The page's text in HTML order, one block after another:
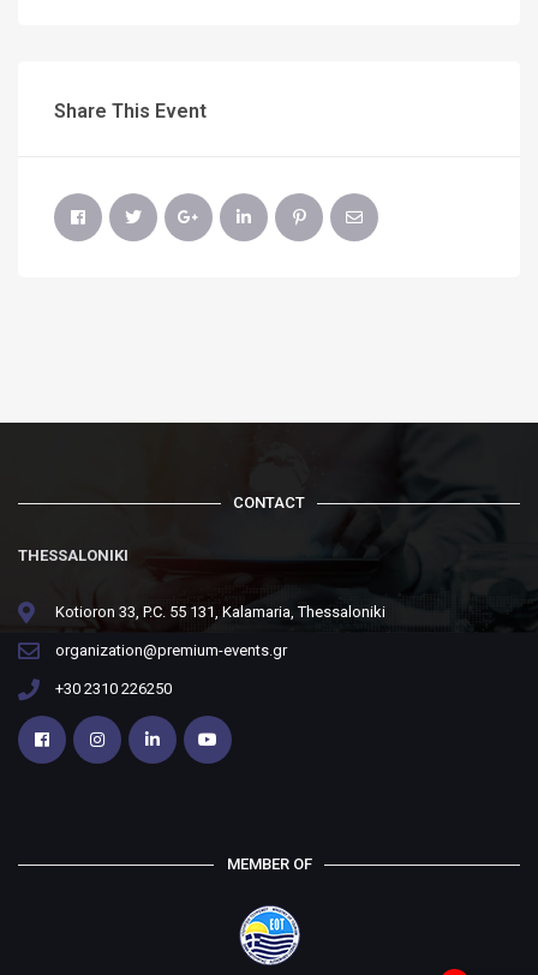
Share This Event
CONTACT
THESSALONIKI
Kotioron 33, P.C. 55 131, Kalamaria, Thessaloniki
organization@premium-events.gr
+30 2310 226250
MEMBER OF